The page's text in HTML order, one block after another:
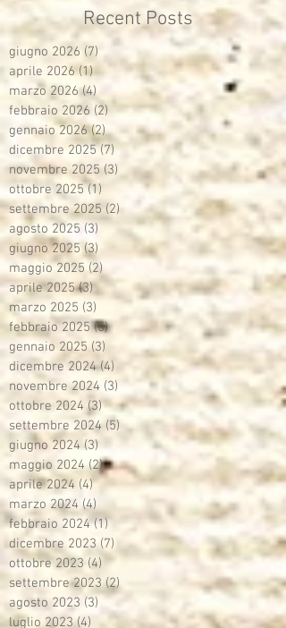
Recent Posts
giugno 2026 (7)
aprile 2026 (1) 1 post
marzo 2026 (4)4 post
febbraio 2026 (2) 2 post
gennaio 2026 (2)2 post
dicembre 2025 (7)7 post
novembre 2025 (3) 3 post
ottobre 2025 (1) 1 post
settembre 2025 (2) 2 post
agosto 2025 (3)
giugno 2025 (3)
maggio 2025 (2)2 post
aprile 2025 (3) 3 post
marzo 2025 (3) 3 post
febbraio 2025 (5)5 post
gennaio 2025 (3) 3 post
dicembre 2024 (4) 4 post
novembre 2024 (3) 3 post
ottobre 2024 (3)3 post
settembre 2024 (5) 5 post
giugno 2024 (3)3 post
maggio 2024 (2)2 post
aprile 2024 (4)4 post
marzo 2024 (4)4 post
febbraio 2024 (1)1 post
dicembre 2023 (7) 7 post
ottobre 2023 (4) 4 post
settembre 2023 (2)
agosto 2023 (3) 3 post
luglio 2023 (4) 4 post